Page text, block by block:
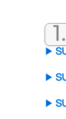
▶
▶
▶